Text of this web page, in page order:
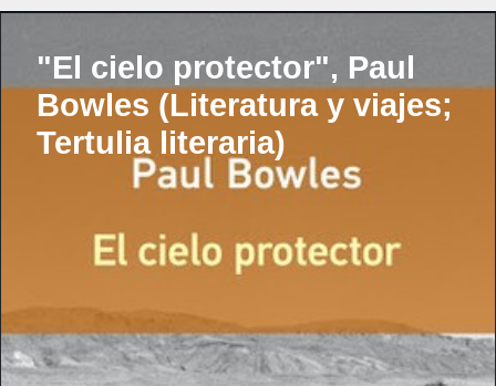
"El cielo protector", Paul
Bowles (Literatura y viajes;
Tertulia literaria)